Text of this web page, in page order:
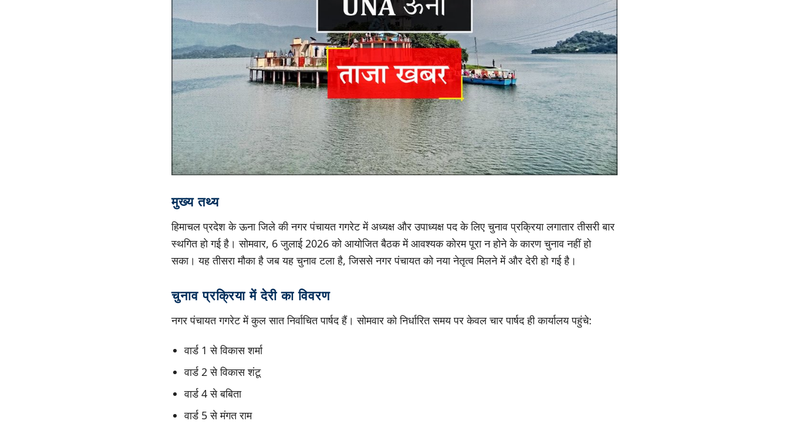
मुख्य तथ्य
हिमाचल प्रदेश के ऊना जिले की नगर पंचायत गगरेट में अध्यक्ष और उपाध्यक्ष पद के लिए चुनाव प्रक्रिया लगातार तीसरी बार
स्थगित हो गई है। सोमवार, 6 जुलाई 2026 को आयोजित बैठक में आवश्यक कोरम पूरा न होने के कारण चुनाव नहीं हो
सका। यह तीसरा मौका है जब यह चुनाव टला है, जिससे नगर पंचायत को नया नेतृत्व मिलने में और देरी हो गई है।
चुनाव प्रक्रिया में देरी का विवरण
नगर पंचायत गगरेट में कुल सात निर्वाचित पार्षद हैं। सोमवार को निर्धारित समय पर केवल चार पार्षद ही कार्यालय पहुंचे:
वार्ड 1 से विकास शर्मा
वार्ड 2 से विकास शंटू
वार्ड 4 से बबिता
वार्ड 5 से मंगत राम